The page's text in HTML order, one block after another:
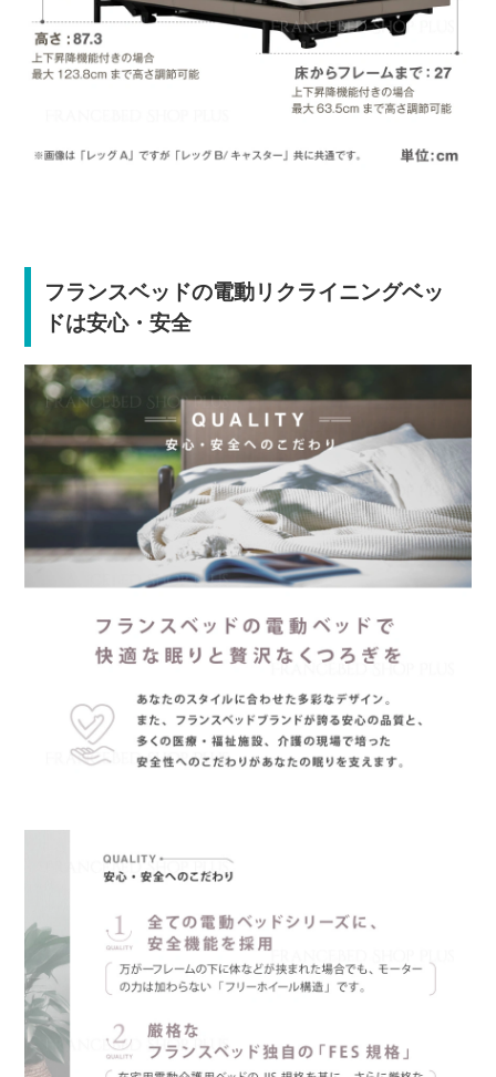
フランスベッドの電動リクライニングベッ
ドは安心・安全